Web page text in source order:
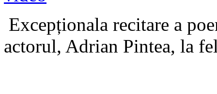
Excepționala recitare a
actorul, Adrian Pintea, la